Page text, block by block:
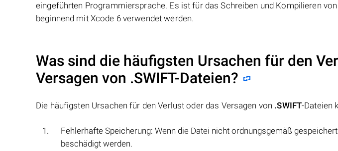
eingeführten Programmiersprache. Es ist für das Schreiben und Kompilieren
beginnend mit Xcode 6 verwendet werden.
Was sind die häufigsten Ursachen für den
Versagen von .SWIFT-Dateien?
Die häufigsten Ursachen für den Verlust oder das Versagen von .SWIFT-Dateien
Fehlerhafte Speicherung: Wenn die Datei nicht ordnungsgemäß
beschädigt werden.